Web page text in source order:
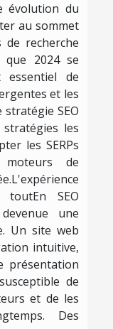
évolution du
au sommet
de recherche
2024 se
de
et les
SEO
les
les SERPs
de
SEO
une
Un site web
intuitive,
présentation
de
et de les
Des